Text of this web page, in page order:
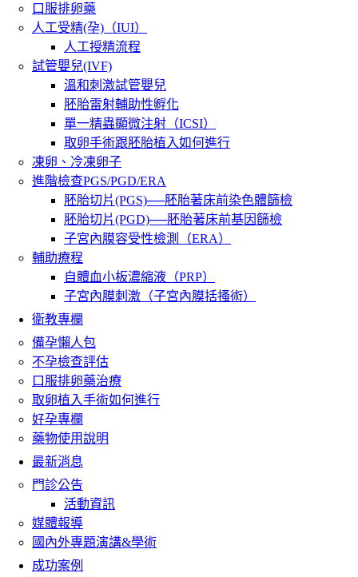
口服排卵藥
人工受精(孕)（IUI）
人工授精流程
試管嬰兒(IVF)
溫和刺激試管嬰兒
胚胎雷射輔助性孵化
單一精蟲顯微注射（ICSI）
取卵手術跟胚胎植入如何進行
凍卵、冷凍卵子
進階檢查PGS/PGD/ERA
胚胎切片(PGS)──胚胎著床前染色體篩檢
胚胎切片(PGD)──胚胎著床前基因篩檢
子宮內膜容受性檢測（ERA）
輔助療程
自體血小板濃縮液（PRP）
子宮內膜刺激（子宮內膜括搔術）
衛教專欄
備孕懶人包
不孕檢查評估
口服排卵藥治療
取卵植入手術如何進行
好孕專欄
藥物使用說明
最新消息
門診公告
活動資訊
媒體報導
國內外專題演講&學術
成功案例